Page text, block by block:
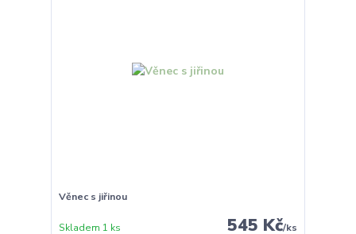
Věnec s jiřinou
545 Kč/ks
Skladem 1 ks